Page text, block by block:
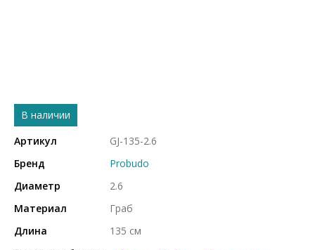
В наличии
Артикул
GJ-135-2.6
Бренд
Probudo
Диаметр
2.6
Материал
Граб
Длина
135 см